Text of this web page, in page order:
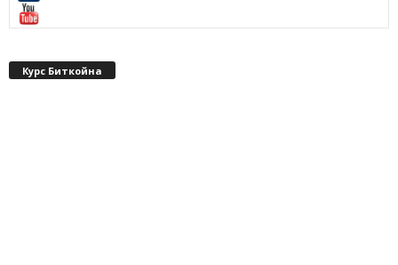
Курс Биткойна